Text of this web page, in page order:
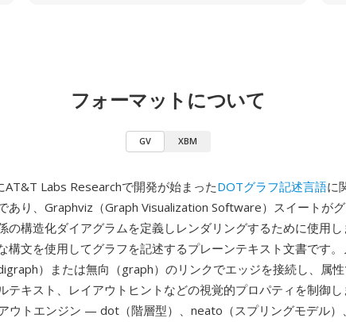
フォーマットについて
GV XBM
AT&T Labs Researchで開発が始まったDOTグラフ記述言語に
あり、Graphviz（Graph Visualization Software）スイートが
の構造化ダイアグラムを定義しレンダリングするために使用し
構文を使用してグラフを記述するプレーンテキスト文書です
）または無向（graph）のリンクでエッジを接続し、属性
テキスト、レイアウトヒントなどの視覚的プロパティを制御し
ウトエンジン — dot（階層型）、neato（スプリングモデル）